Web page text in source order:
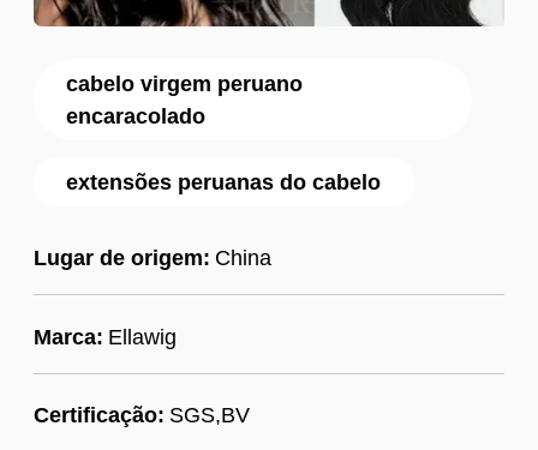
cabelo virgem peruano
encaracolado
extensões peruanas do cabelo
Lugar de origem: China
Marca: Ellawig
Certificação: SGS,BV